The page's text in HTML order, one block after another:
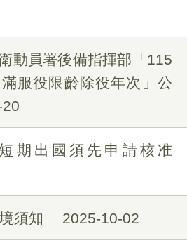
動員署後備指揮部「115
服役限齡除役年次」公
期出國須先申請核准
須知 2025-10-02